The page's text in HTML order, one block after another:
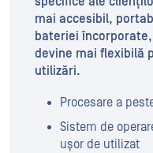
mai accesibil,
bateriei
devine mai flexibilă
utilizări.
Procesare a
Sistem de
ușor de utilizat